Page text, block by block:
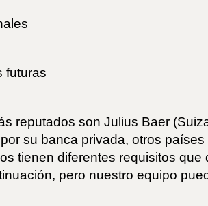
futuras
reputados son Julius Baer
su banca privada, otros
tienen diferentes requisitos
pero nuestro equipo